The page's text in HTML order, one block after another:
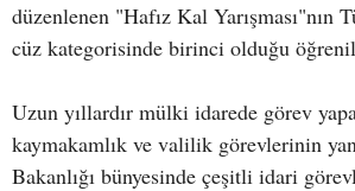
düzenlenen "Hafız Kal Yarışması"nın
cüz kategorisinde birinci olduğu
Uzun yıllardır mülki idarede görev
kaymakamlık ve valilik görevlerinin
Bakanlığı bünyesinde çeşitli idari